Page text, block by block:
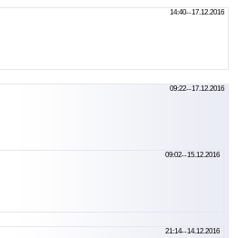
14:40--17.12.2016
09:22--17.12.2016
09:02--15.12.2016
21:14--14.12.2016